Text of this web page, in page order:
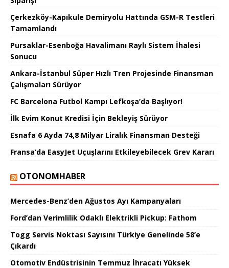
Çerkezköy-Kapıkule Demiryolu Hattında GSM-R Testleri
Tamamlandı
Pursaklar-Esenboğa Havalimanı Raylı Sistem İhalesi
Sonucu
Ankara-İstanbul Süper Hızlı Tren Projesinde Finansman
Çalışmaları Sürüyor
FC Barcelona Futbol Kampı Lefkoşa’da Başlıyor!
İlk Evim Konut Kredisi İçin Bekleyiş Sürüyor
Esnafa 6 Ayda 74,8 Milyar Liralık Finansman Desteği
Fransa’da EasyJet Uçuşlarını Etkileyebilecek Grev Kararı
OTONOMHABER
Mercedes-Benz’den Ağustos Ayı Kampanyaları
Ford’dan Verimlilik Odaklı Elektrikli Pickup: Fathom
Togg Servis Noktası Sayısını Türkiye Genelinde 58’e
Çıkardı
Otomotiv Endüstrisinin Temmuz İhracatı Yüksek